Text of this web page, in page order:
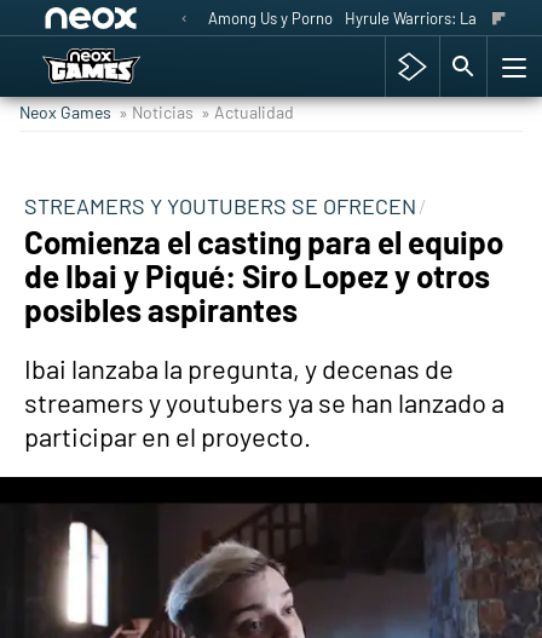
Among Us y Porno Hyrule Warriors: La Era del
Neox Games » Noticias » Actualidad
STREAMERS Y YOUTUBERS SE OFRECEN
Comienza el casting para el equipo
de Ibai y Piqué: Siro Lopez y otros
posibles aspirantes
Ibai lanzaba la pregunta, y decenas de
streamers y youtubers ya se han lanzado a
participar en el proyecto.